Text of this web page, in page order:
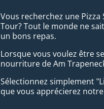
Vous recherchez une
Tour? Tout le monde ne
un bons repas.
Lorsque vous voulez être
nourriture de Am
Sélectionnez simplement
que vous apprécierez